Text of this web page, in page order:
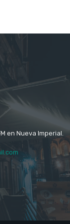
en Nueva Imperial.